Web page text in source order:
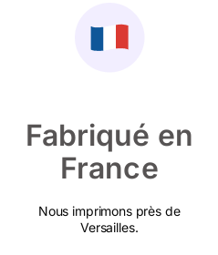
Fabriqué en
France
Nous imprimons près de
Versailles.